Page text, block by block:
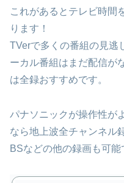
これがあるとテレビ時間
ります！
TVerで多くの番組の見逃
ーカル番組はまだ配信が
は全録おすすめです。
パナソニックが操作性が
なら地上波全チャンネル
BSなどの他の録画も可能